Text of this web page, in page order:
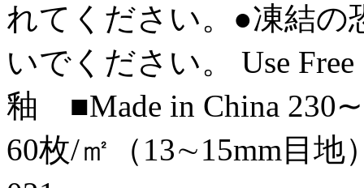
れてください。●凍結の
いでください。 Use
釉 ■Made in China
60枚/㎡（13∼15mm目地